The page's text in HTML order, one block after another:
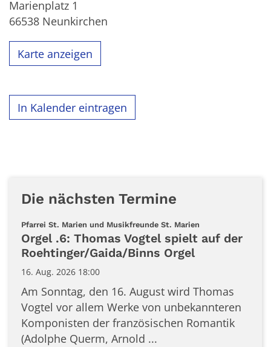
Marienplatz 1
66538 Neunkirchen
Karte anzeigen
In Kalender eintragen
Die nächsten Termine
Pfarrei St. Marien und Musikfreunde St. Marien
Orgel .6: Thomas Vogtel spielt auf der
Roehtinger/Gaida/Binns Orgel
16. Aug. 2026 18:00
Am Sonntag, den 16. August wird Thomas
Vogtel vor allem Werke von unbekannteren
Komponisten der französischen Romantik
(Adolphe Querm, Arnold ...